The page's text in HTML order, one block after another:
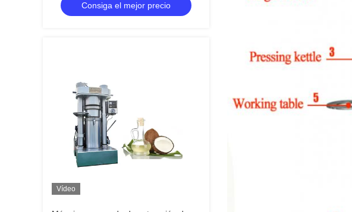
380V
Consiga el mejor precio
Vídeo